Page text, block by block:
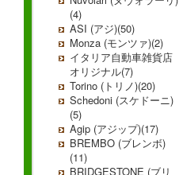
(4)
ASI (アジ)(50)
Monza (モンツァ)(2)
イタリア自動車雑貨店
オリジナル(7)
Torino (トリノ)(20)
Schedoni (スケドーニ)
(5)
Agip (アジップ)(17)
BREMBO (ブレンボ)
(11)
BRIDGESTONE (ブリ